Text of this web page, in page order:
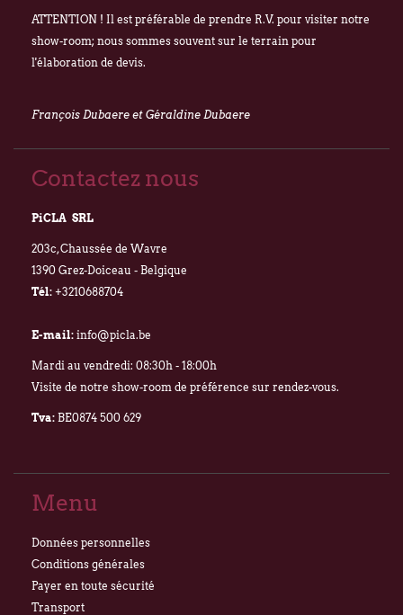
ATTENTION ! Il est préférable de prendre R.V. pour visiter notre
show-room; nous sommes souvent sur le terrain pour
l'élaboration de devis.
François Dubaere et Géraldine Dubaere
Contactez nous
PiCLA SRL
203c, Chaussée de Wavre
1390 Grez-Doiceau - Belgique
Tél: +3210688704
E-mail: info@picla.be
Mardi au vendredi: 08:30h - 18:00h
Visite de notre show-room de préférence sur rendez-vous.
Tva: BE0874 500 629
Menu
Données personnelles
Conditions générales
Payer en toute sécurité
Transport